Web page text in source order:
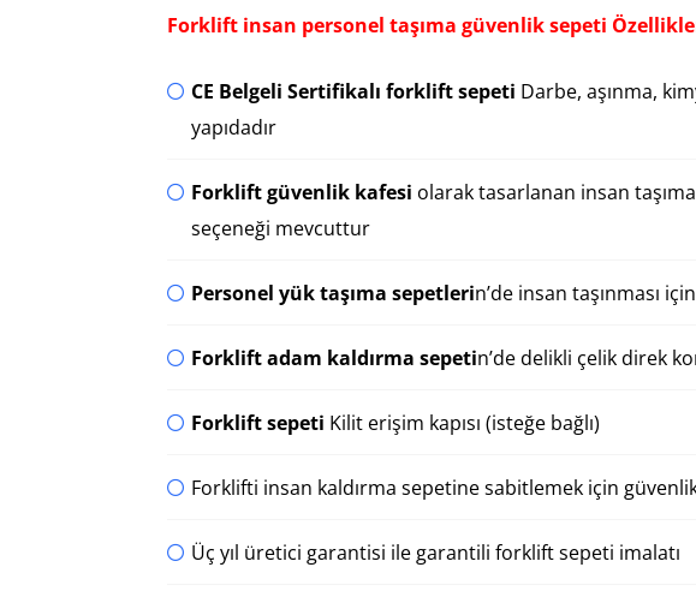
Forklift insan personel taşıma güvenlik sepeti
CE Belgeli Sertifikalı forklift sepeti Darbe, aşınma,
yapıdadır
Forklift güvenlik kafesi olarak tasarlanan insan
seçeneği mevcuttur
Personel yük taşıma sepetlerin’de insan taşınması
Forklift adam kaldırma sepetin’de delikli çelik direk
Forklift sepeti Kilit erişim kapısı (isteğe bağlı)
Forklifti insan kaldırma sepetine sabitlemek için
Üç yıl üretici garantisi ile garantili forklift sepeti imalatı